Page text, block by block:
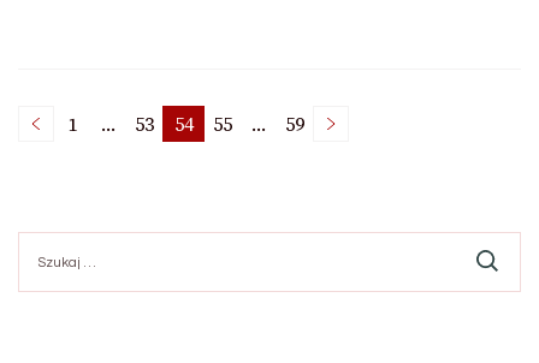
Nawigacja
po
wpisach
Page
1 … Page
53 Page
54 Page
55 … Page
59